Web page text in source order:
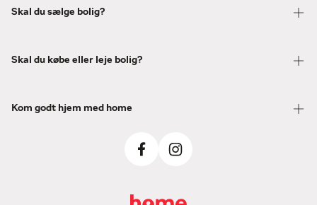
Skal du sælge bolig?
Skal du købe eller leje bolig?
Kom godt hjem med home